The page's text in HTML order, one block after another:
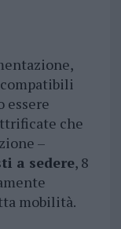
essere
che
–
a sedere, 8
mobilità.